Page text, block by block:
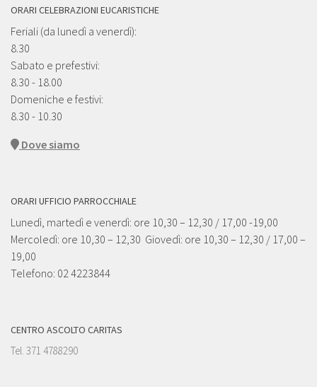
ORARI CELEBRAZIONI EUCARISTICHE
Feriali (da lunedì a venerdì):
8.30
Sabato e prefestivi:
8.30 - 18.00
Domeniche e festivi:
8.30 - 10.30
Dove siamo
ORARI UFFICIO PARROCCHIALE
Lunedì, martedì e venerdì: ore 10,30 – 12,30 / 17,00 -19,00
Mercoledì: ore 10,30 – 12,30 Giovedì: ore 10,30 – 12,30 / 17,00 –
19,00
Telefono: 02 4223844
CENTRO ASCOLTO CARITAS
Tel. 371 4788290